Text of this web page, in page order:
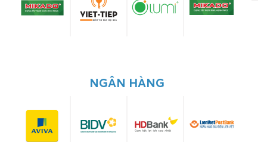
NGÂN HÀNG